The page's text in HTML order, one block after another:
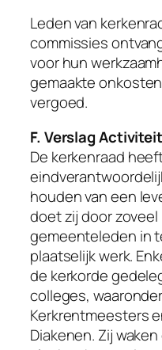
Leden van
commissies
voor hun
gemaakte
vergoed.
F. Verslag
De kerkenraad
houden van een
doet zij door zoveel
gemeenteleden in
plaatselijk werk.
de kerkorde
colleges,
Kerkrentmeesters
Diakenen. Zij